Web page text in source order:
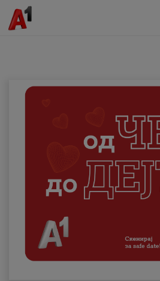
Деловни
Поддршка
Надополни кредит
Плати сметка